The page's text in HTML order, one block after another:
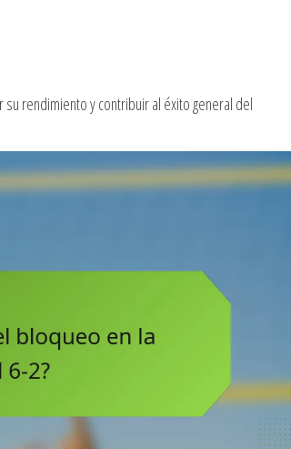
rendimiento y contribuir al éxito general del